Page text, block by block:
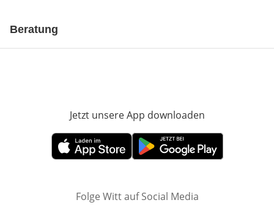
Beratung
Jetzt unsere App downloaden
Öffnet in neuem FensterÖffnet in neuem Fenster
Folge Witt auf Social Media